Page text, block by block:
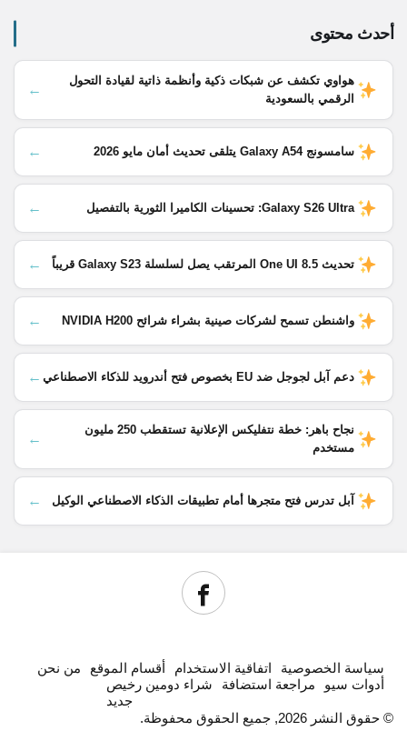
أحدث محتوى
هواوي تكشف عن شبكات ذكية وأنظمة ذاتية لقيادة التحول
الرقمي بالسعودية
←
سامسونج Galaxy A54 يتلقى تحديث أمان مايو 2026 ←
Galaxy S26 Ultra: تحسينات الكاميرا الثورية بالتفصيل ←
تحديث One UI 8.5 المرتقب يصل لسلسلة Galaxy S23 قريباً ←
واشنطن تسمح لشركات صينية بشراء شرائح NVIDIA H200 ←
دعم آبل لجوجل ضد EU بخصوص فتح أندرويد للذكاء الاصطناعي ←
نجاح باهر: خطة نتفليكس الإعلانية تستقطب 250 مليون
مستخدم
←
آبل تدرس فتح متجرها أمام تطبيقات الذكاء الاصطناعي الوكيل ←
سياسة الخصوصية اتفاقية الاستخدام أقسام الموقع
من نحن
أدوات سيو
مراجعة استضافة
شراء دومين رخيص
جديد
© حقوق النشر 2026, جميع الحقوق محفوظة.